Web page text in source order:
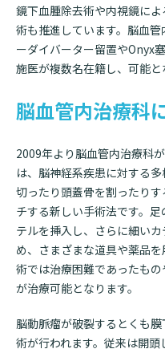
鏡下血腫除去術や内視鏡に
術も推進しています。脳血
ーダイバーター留置やOnyx
施医が複数名在籍し、可能と
脳血管内治療科
2009年より脳血管内治療科
は、脳神経系疾患に対する
切ったり頭蓋骨を割ったり
チする新しい手術法です。
テルを挿入し、さらに細い
め、さまざまな道具や薬品
術では治療困難であったも
が治療可能となります。
脳動脈瘤が破裂するとくも
術が行われます。従来は開